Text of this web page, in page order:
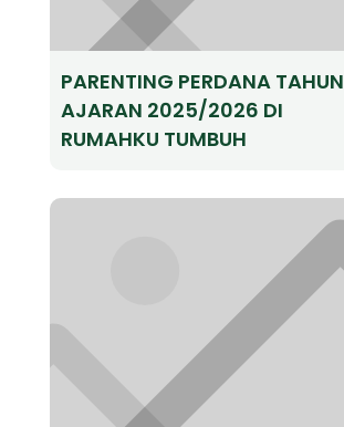
PARENTING PERDANA TAHUN
AJARAN 2025/2026 DI
RUMAHKU TUMBUH